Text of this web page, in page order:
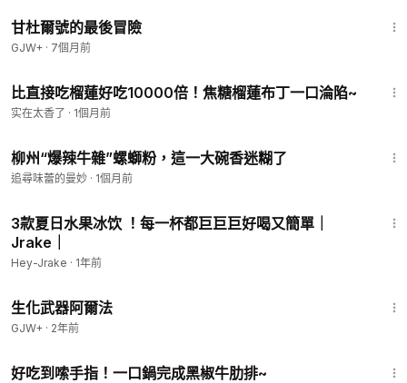
甘杜爾號的最後冒險
GJW+ · 7個月前
比直接吃榴蓮好吃10000倍！焦糖榴蓮布丁一口淪陷~
实在太香了 · 1個月前
柳州“爆辣牛雜”螺螄粉，這一大碗香迷糊了
追尋味蕾的曼妙 · 1個月前
3款夏日水果冰饮 ！每一杯都巨巨巨好喝又簡單｜
Jrake｜
Hey-Jrake · 1年前
生化武器阿爾法
GJW+ · 2年前
好吃到嗦手指！一口鍋完成黑椒牛肋排~